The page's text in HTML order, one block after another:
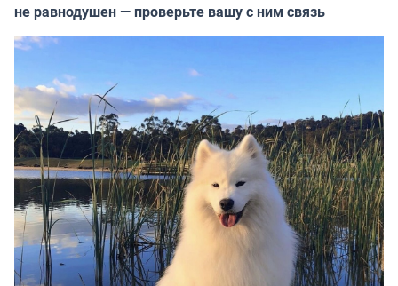
не равнодушен — проверьте вашу с ним связь